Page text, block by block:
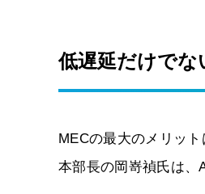
低遅延だけでな
MECの最大のメリッ
本部長の岡嵜禎氏は、